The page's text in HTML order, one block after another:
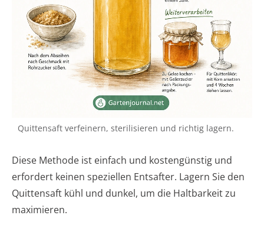
Quittensaft verfeinern, sterilisieren und richtig lagern.
Diese Methode ist einfach und kostengünstig und
erfordert keinen speziellen Entsafter. Lagern Sie den
Quittensaft kühl und dunkel, um die Haltbarkeit zu
maximieren.